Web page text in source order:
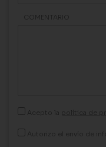
COMENTARIO
Acepto la política de
Autorizo el envío de